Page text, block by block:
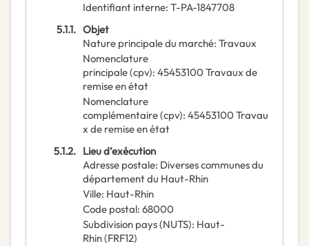
Identifiant interne: T-PA-1847708
5.1.1. Objet
Nature principale du marché: Travaux
Nomenclature
principale(cpv): 45453100 Travaux de
remise en état
Nomenclature
complémentaire(cpv): 45453100 Travau
x de remise en état
5.1.2. Lieu d’exécution
Adresse postale: Diverses communes du
département du Haut-Rhin
Ville: Haut-Rhin
Code postal: 68000
Subdivision pays (NUTS): Haut-
Rhin(FRF12)